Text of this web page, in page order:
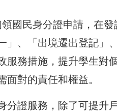
國民身分證申請，在發
」、「出境遷出登記」
服務措施，提升學生對
對的責任和權益。
分證服務，除了可提升